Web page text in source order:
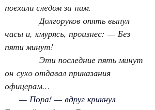
поехали следом за ним.
Долгоруков опять вынул
часы и, хмурясь, произнес: — Без
пяти минут!
Эти последние пять минут
он сухо отдавал приказания
офицерам…
— Пора! — вдруг крикнул